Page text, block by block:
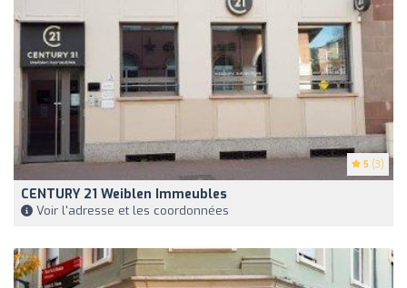
5 (3)
CENTURY 21 Weiblen Immeubles
Voir l'adresse et les coordonnées